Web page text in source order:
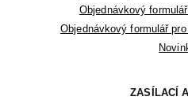
Objednávkový
Objednávkový formulář
ZASÍLACÍ